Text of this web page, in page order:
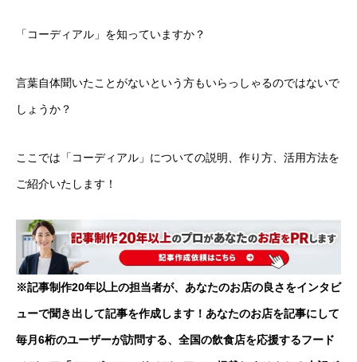
「コーディアル」を知っていますか？
言葉自体聞いたことがないという方もいらっしゃるのではないで
しょうか？
ここでは「コーディアル」についての説明、作り方、活用方法を
ご紹介いたします！
※記事制作20年以上の担当者が、あなたのお店の良さをインタビ
ューで聞き出して記事を作成します！あなたのお店を記事にして
毎月6桁のユーザーが訪問する、全国の飲食店を応援するフード